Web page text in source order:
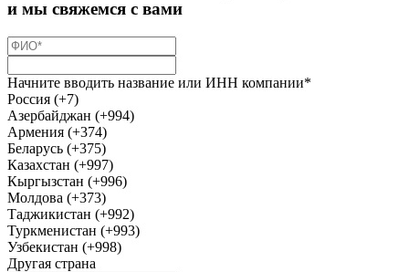
и мы свяжемся с вами
Начните вводить название или ИНН компании*
Россия (+7)
Азербайджан (+994)
Армения (+374)
Беларусь (+375)
Казахстан (+997)
Кыргызстан (+996)
Молдова (+373)
Таджикистан (+992)
Туркменистан (+993)
Узбекистан (+998)
Другая страна